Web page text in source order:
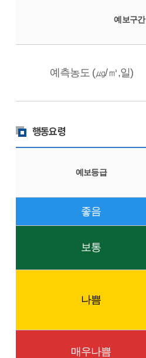
예보구간
예측농도 (㎍/㎥,일)
행동요령
예보등급
좋음
보통
나쁨
매우나쁨